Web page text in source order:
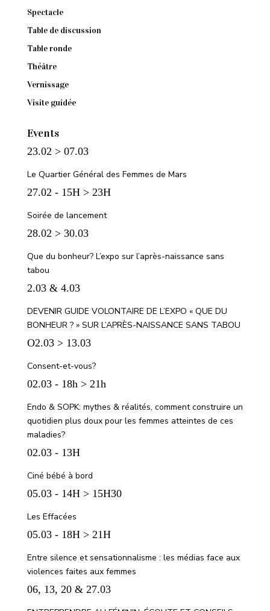
Spectacle
Table de discussion
Table ronde
Théâtre
Vernissage
Visite guidée
Events
23.02 > 07.03
Le Quartier Général des Femmes de Mars
27.02 - 15H > 23H
Soirée de lancement
28.02 > 30.03
Que du bonheur? L’expo sur l’après-naissance sans
tabou
2.03 & 4.03
DEVENIR GUIDE VOLONTAIRE DE L’EXPO « QUE DU
BONHEUR ? » SUR L’APRÈS-NAISSANCE SANS TABOU
O2.03 > 13.03
Consent-et-vous?
02.03 - 18h > 21h
Endo & SOPK: mythes & réalités, comment construire un
quotidien plus doux pour les femmes atteintes de ces
maladies?
02.03 - 13H
Ciné bébé à bord
05.03 - 14H > 15H30
Les Effacées
05.03 - 18H > 21H
Entre silence et sensationnalisme : les médias face aux
violences faites aux femmes
06, 13, 20 & 27.03